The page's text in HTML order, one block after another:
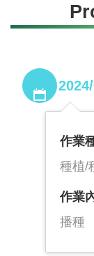
作業
種植/
作業
播種